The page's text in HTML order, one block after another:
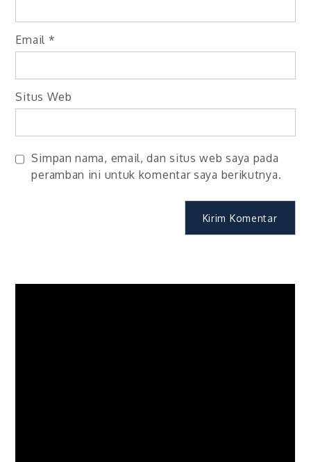
Email *
Situs Web
Simpan nama, email, dan situs web saya pada
peramban ini untuk komentar saya berikutnya.